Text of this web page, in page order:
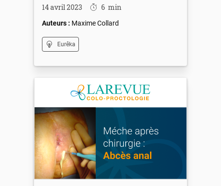
14 avril 2023 6 min
Maxime Collard
Eurêka